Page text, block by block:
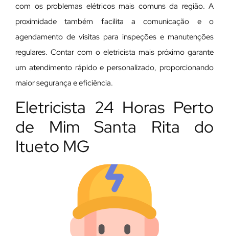
com os problemas elétricos mais comuns da região. A
proximidade também facilita a comunicação e o
agendamento de visitas para inspeções e manutenções
regulares. Contar com o eletricista mais próximo garante
um atendimento rápido e personalizado, proporcionando
maior segurança e eficiência.
Eletricista 24 Horas Perto
de Mim Santa Rita do
Itueto MG